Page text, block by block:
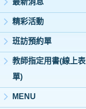
最新消息
精彩活動
班訪預約單
教師指定用書(線上表
單)
MENU